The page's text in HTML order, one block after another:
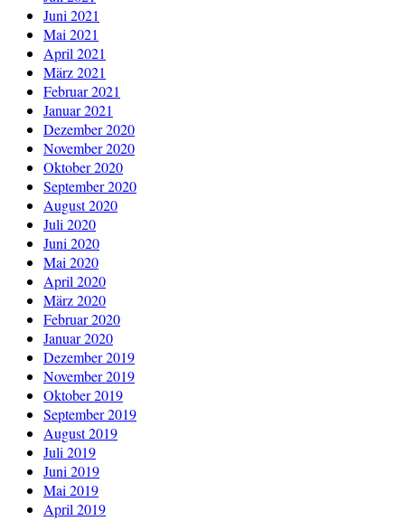
Juni 2021
Mai 2021
April 2021
März 2021
Februar 2021
Januar 2021
Dezember 2020
November 2020
Oktober 2020
September 2020
August 2020
Juli 2020
Juni 2020
Mai 2020
April 2020
März 2020
Februar 2020
Januar 2020
Dezember 2019
November 2019
Oktober 2019
September 2019
August 2019
Juli 2019
Juni 2019
Mai 2019
April 2019